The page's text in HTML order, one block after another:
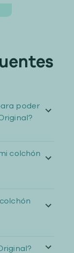
poder
colchón